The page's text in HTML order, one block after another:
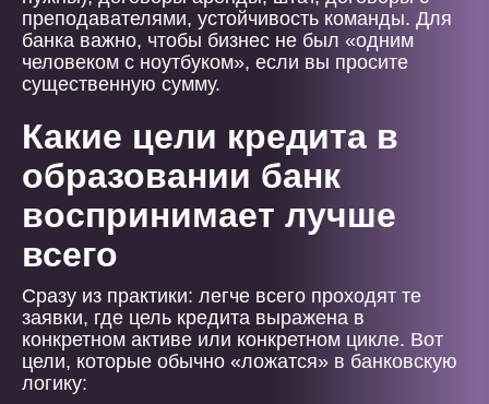
преподавателями, устойчивость команды. Для
банка важно, чтобы бизнес не был «одним
человеком с ноутбуком», если вы просите
существенную сумму.
Какие цели кредита в
образовании банк
воспринимает лучше
всего
Сразу из практики: легче всего проходят те
заявки, где цель кредита выражена в
конкретном активе или конкретном цикле. Вот
цели, которые обычно «ложатся» в банковскую
логику: